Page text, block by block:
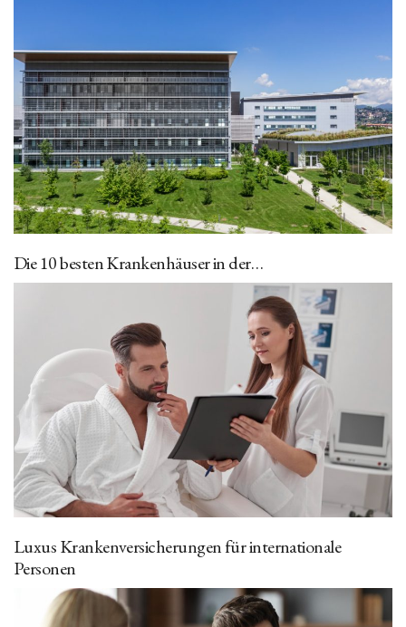
Die 10 besten Krankenhäuser in der…
Luxus Krankenversicherungen für internationale
Personen